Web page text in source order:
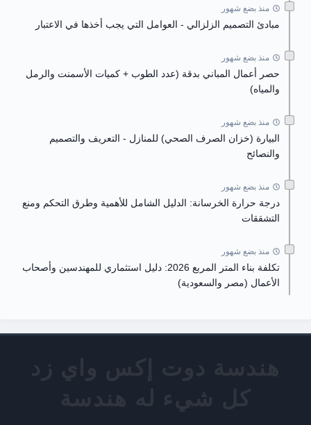
منذ بضع شهور
مبادئ التصميم الزلزالي - العوامل التي يجب أخذها في الاعتبار
منذ بضع شهور
حصر أعمال المباني بدقة (عدد الطوب + كميات الأسمنت والرمل
والمياه)
منذ بضع شهور
البيارة (خزان الصرف الصحي) للمنازل - التعريف والتصميم
والنصائح
منذ بضع شهور
درجة حرارة الخرسانة: الدليل الشامل للأهمية وطرق التحكم ومنع
التشققات
منذ بضع شهور
تكلفة بناء المتر المربع 2026: دليل استثماري للمهندسين وأصحاب
الأعمال (مصر والسعودية)